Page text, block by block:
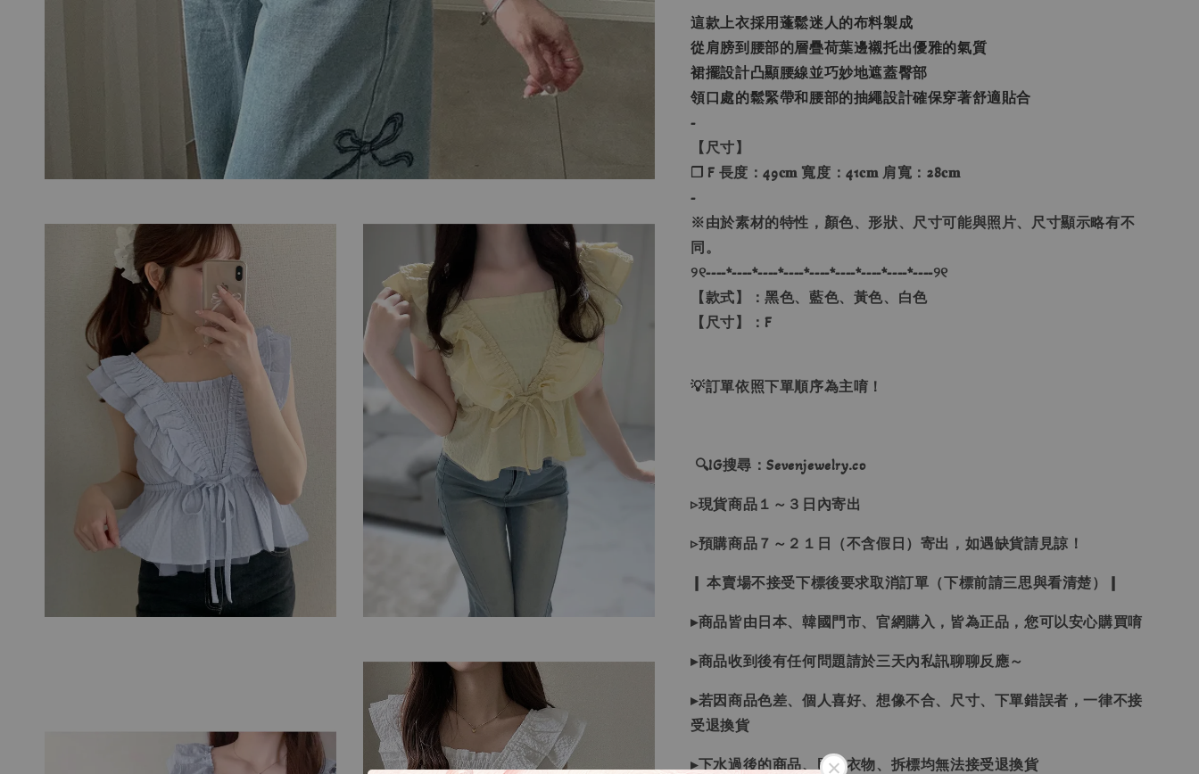
這款上衣採用蓬鬆迷人的布料製成
從肩膀到腰部的層疊荷葉邊襯托出優雅的氣質
裙擺設計凸顯腰線並巧妙地遮蓋臀部
領口處的鬆緊帶和腰部的抽繩設計確保穿著舒適貼合
-
【尺寸】
❐ F 長度：49𝐜𝐦 寬度：41𝐜𝐦 肩寬：28𝐜𝐦
-
※由於素材的特性，顏色、形狀、尺寸可能與照片、尺寸顯示略有不
同。
୨୧----*----*----*----*----*----*----*----*----୨୧
【款式】：黑色、藍色、黃色、白色
【尺寸】：F
💡訂單依照下單順序為主唷！
🔍IG搜尋：Sevenjewelry.co
▹現貨商品１～３日內寄出
▹預購商品７～２１日（不含假日）寄出，如遇缺貨請見諒！
❙ 本賣場不接受下標後要求取消訂單（下標前請三思與看清楚）❙
▸商品皆由日本、韓國門市、官網購入，皆為正品，您可以安心購買唷
▸商品收到後有任何問題請於三天內私訊聊聊反應～
▸若因商品色差、個人喜好、想像不合、尺寸、下單錯誤者，一律不接
受退換貨
▸下水過後的商品、貼身衣物、拆標均無法接受退換貨